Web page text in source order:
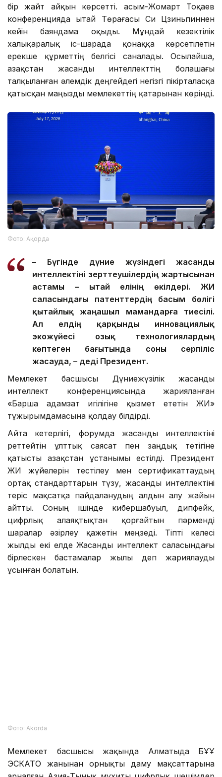
Қазақстанның форумдағы ерекше мәртебесін тағы
бір жайт айқын көрсетті. Қасым-Жомарт Тоқаев
конференцияда Қытай Төрағасы Си Цзиньпиннен
кейін баяндама оқыды. Мұндай кезектілік
халықаралық іс-шарада қонаққа көрсетілетін
ерекше құрметтің белгісі саналады. Осылайша,
Қазақстан жасанды интеллекттің болашағы
талқыланған әлемдік деңгейдегі негізгі пікірталасқа
– Бүгінде дүние жүзіндегі жасанды
интеллектіні зерттеушілердің жартысынан
астамы – Қытай елінің өкілдері. ЖИ
саласындағы патенттердің басым бөлігі
қытайлық жаңашыл мамандарға тиесілі.
Ал елдің қарқынды инновациялық
экожүйесі озық технологиялардың
көптеген бағытында соны серпіліс
жасауда, – деді Президент.
Мемлекет басшысы Дүниежүзілік жасанды
интеллект конференциясында жарияланған
«Барша адамзат игілігіне қызмет ететін ЖИ»
тұжырымдамасына қолдау білдірді.
Айта кетерлігі, форумда жасанды интеллектіні
реттейтін ұлттық саясат пен заңдық тетігіне
қатысты Қазақстан ұстанымы естілді. Президент
ЖИ жүйелерін тестілеу мен сертификаттаудың
ортақ стандарттарын түзу, жасанды интеллектіні
теріс мақсатқа пайдаланудың алдын алу жайын
айтты. Соның ішінде кибершабуыл, дипфейк,
цифрлық алаяқтықтан қорғайтын пәрменді
шаралар әзірлеу қажетін меңзеді. Тіпті келесі
жылды екі елде Жасанды интеллект саласындағы
бірлескен бастамалар жылы деп жариялауды
Мемлекет басшысы жақында Алматыда БҰҰ